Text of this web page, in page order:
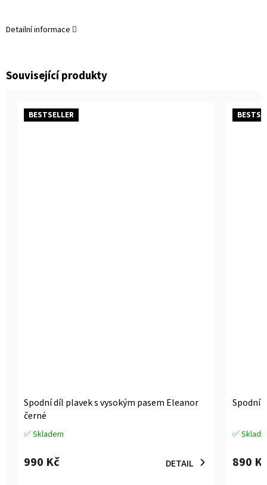
Detailní informace
Související produkty
BESTSELLER
Spodní díl plavek s vysokým pasem Eleanor
černé
Průměrné
produktu
je
✅ Skladem
990 Kč DETAIL
Spodní
Průměrné
produktu
je
✅
890